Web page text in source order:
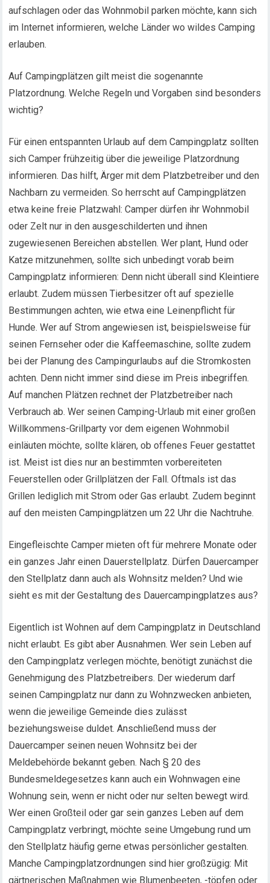
aufschlagen oder das Wohnmobil parken möchte, kann sich
im Internet informieren, welche Länder wo wildes Camping
erlauben.
Auf Campingplätzen gilt meist die sogenannte
Platzordnung. Welche Regeln und Vorgaben sind besonders
wichtig?
Für einen entspannten Urlaub auf dem Campingplatz sollten
sich Camper frühzeitig über die jeweilige Platzordnung
informieren. Das hilft, Ärger mit dem Platzbetreiber und den
Nachbarn zu vermeiden. So herrscht auf Campingplätzen
etwa keine freie Platzwahl: Camper dürfen ihr Wohnmobil
oder Zelt nur in den ausgeschilderten und ihnen
zugewiesenen Bereichen abstellen. Wer plant, Hund oder
Katze mitzunehmen, sollte sich unbedingt vorab beim
Campingplatz informieren: Denn nicht überall sind Kleintiere
erlaubt. Zudem müssen Tierbesitzer oft auf spezielle
Bestimmungen achten, wie etwa eine Leinenpflicht für
Hunde. Wer auf Strom angewiesen ist, beispielsweise für
seinen Fernseher oder die Kaffeemaschine, sollte zudem
bei der Planung des Campingurlaubs auf die Stromkosten
achten. Denn nicht immer sind diese im Preis inbegriffen.
Auf manchen Plätzen rechnet der Platzbetreiber nach
Verbrauch ab. Wer seinen Camping-Urlaub mit einer großen
Willkommens-Grillparty vor dem eigenen Wohnmobil
einläuten möchte, sollte klären, ob offenes Feuer gestattet
ist. Meist ist dies nur an bestimmten vorbereiteten
Feuerstellen oder Grillplätzen der Fall. Oftmals ist das
Grillen lediglich mit Strom oder Gas erlaubt. Zudem beginnt
auf den meisten Campingplätzen um 22 Uhr die Nachtruhe.
Eingefleischte Camper mieten oft für mehrere Monate oder
ein ganzes Jahr einen Dauerstellplatz. Dürfen Dauercamper
den Stellplatz dann auch als Wohnsitz melden? Und wie
sieht es mit der Gestaltung des Dauercampingplatzes aus?
Eigentlich ist Wohnen auf dem Campingplatz in Deutschland
nicht erlaubt. Es gibt aber Ausnahmen. Wer sein Leben auf
den Campingplatz verlegen möchte, benötigt zunächst die
Genehmigung des Platzbetreibers. Der wiederum darf
seinen Campingplatz nur dann zu Wohnzwecken anbieten,
wenn die jeweilige Gemeinde dies zulässt
beziehungsweise duldet. Anschließend muss der
Dauercamper seinen neuen Wohnsitz bei der
Meldebehörde bekannt geben. Nach § 20 des
Bundesmeldegesetzes kann auch ein Wohnwagen eine
Wohnung sein, wenn er nicht oder nur selten bewegt wird.
Wer einen Großteil oder gar sein ganzes Leben auf dem
Campingplatz verbringt, möchte seine Umgebung rund um
den Stellplatz häufig gerne etwas persönlicher gestalten.
Manche Campingplatzordnungen sind hier großzügig: Mit
gärtnerischen Maßnahmen wie Blumenbeeten, -töpfen oder